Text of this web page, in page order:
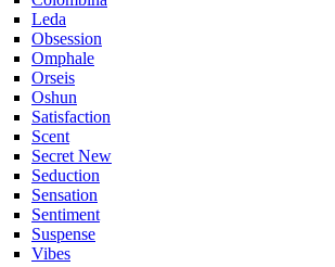
Leda
Obsession
Omphale
Orseis
Oshun
Satisfaction
Scent
Secret New
Seduction
Sensation
Sentiment
Suspense
Vibes